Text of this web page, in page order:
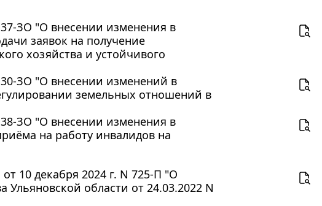
ЗО "О внесении изменения в
заявок на получение
хозяйства и устойчивого
ЗО "О внесении изменений в
земельных отношений в
ЗО "О внесении изменения в
на работу инвалидов на
10 декабря 2024 г. N 725-П "О
области от 24.03.2022 N